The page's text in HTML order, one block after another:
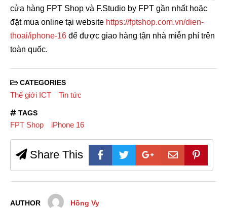
cửa hàng FPT Shop và F.Studio by FPT gần nhất hoặc
đặt mua online tại website https://fptshop.com.vn/dien-
thoai/iphone-16 để được giao hàng tận nhà miễn phí trên
toàn quốc.
CATEGORIES
Thế giới ICT Tin tức
TAGS
FPT Shop iPhone 16
Share This
AUTHOR Hồng Vy